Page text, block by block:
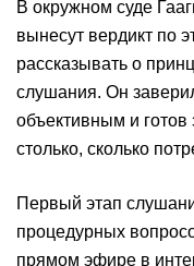
В окружном суде
вынесут вердикт по
рассказывать о
слушания. Он
объективным и
столько, сколько
Первый этап
процедурных
прямом эфире в